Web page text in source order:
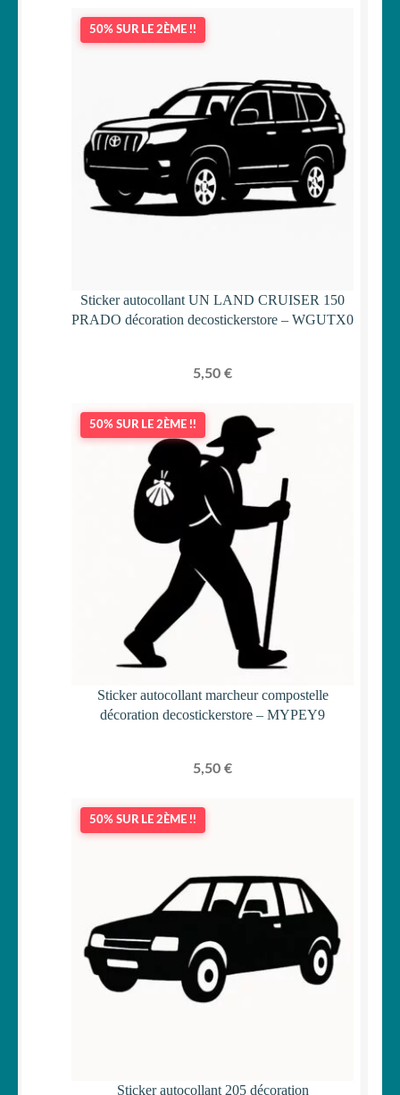
50% SUR LE 2ÈME !!
Sticker autocollant UN LAND CRUISER 150
PRADO décoration decostickerstore – WGUTX0
5,50 €
50% SUR LE 2ÈME !!
Sticker autocollant marcheur compostelle
décoration decostickerstore – MYPEY9
5,50 €
50% SUR LE 2ÈME !!
Sticker autocollant 205 décoration